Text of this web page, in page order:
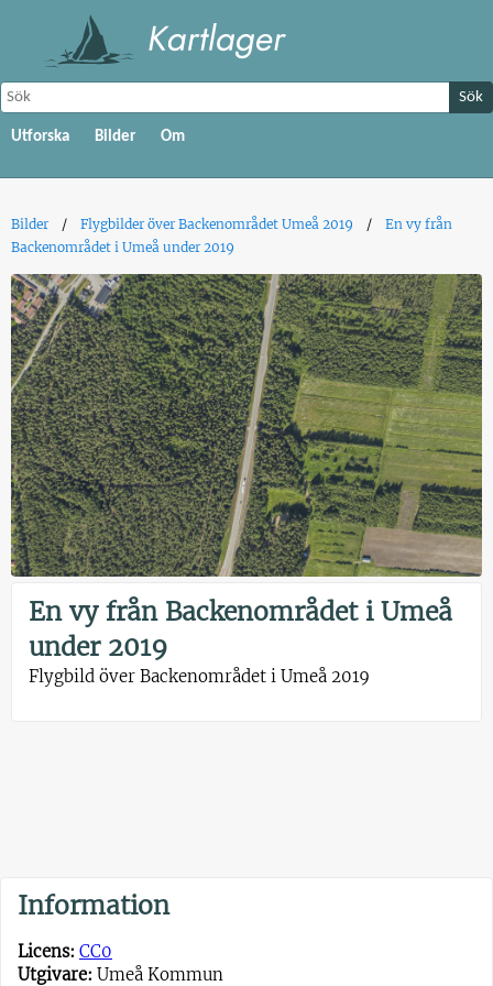
Sök
Utforska Bilder Om
Bilder Flygbilder över Backenområdet Umeå 2019
En vy från
Backenområdet i Umeå under 2019
En vy från Backenområdet i Umeå
under 2019
Flygbild över Backenområdet i Umeå 2019
Information
Licens: CC0
Utgivare: Umeå Kommun